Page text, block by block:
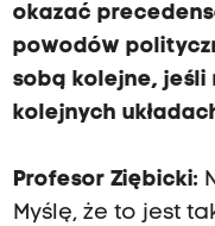
okazać
powodów
sobą kolejne, jeśli
kolejnych
Profesor Ziębicki:
Myślę, że to jest